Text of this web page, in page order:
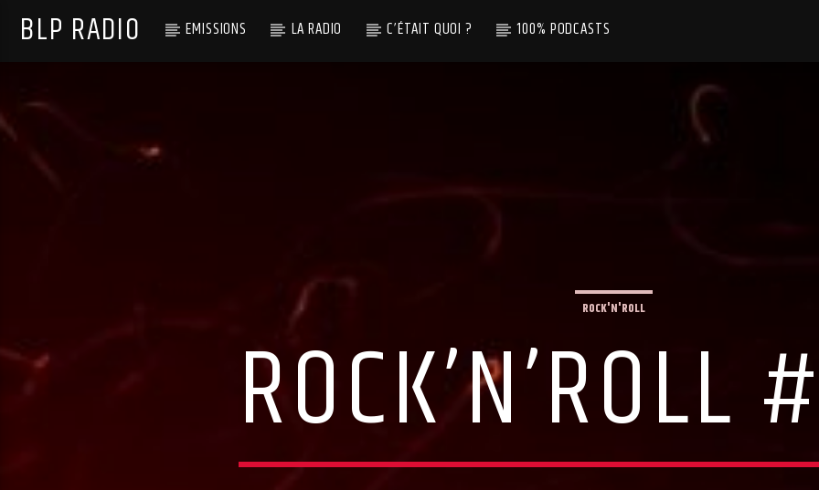
BLP RADIO EMISSIONS LA RADIO C’ÉTAIT QUOI ? 100% PODCASTS
ROCK'N'ROLL
ROCK’N’ROLL